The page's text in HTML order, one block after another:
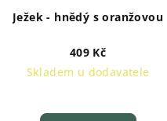
Ježek - hnědý s oranžovou
409 Kč
Skladem u dodavatele